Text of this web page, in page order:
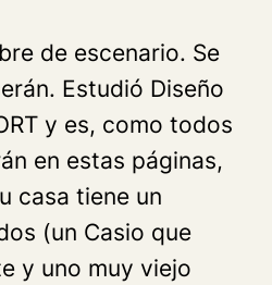
de escenario. Se
Estudió Diseño
y es, como todos
en estas páginas,
casa tiene un
(un Casio que
y uno muy viejo